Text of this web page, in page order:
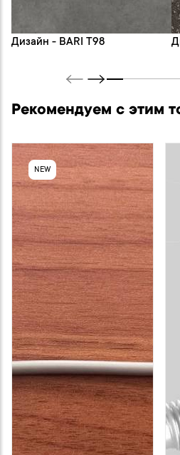
Дизайн - BARI T98
Рекомендуем с этим
NEW